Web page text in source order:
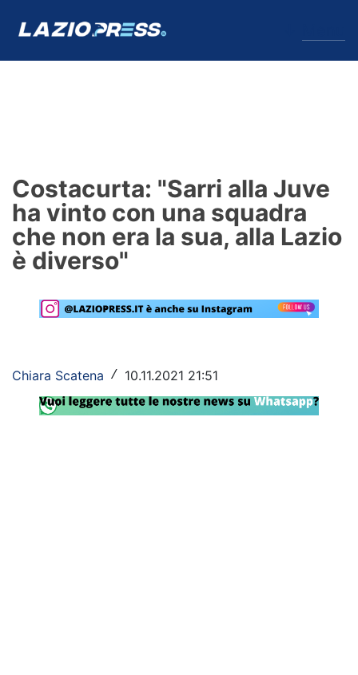
Formello
Infortuni
Primavera
Calciomercato
Rassegna Lazio
Social
Costacurta: "Sarri alla Juve
ha vinto con una squadra
che non era la sua, alla Lazio
è diverso"
Chiara Scatena / 10.11.2021 21:51